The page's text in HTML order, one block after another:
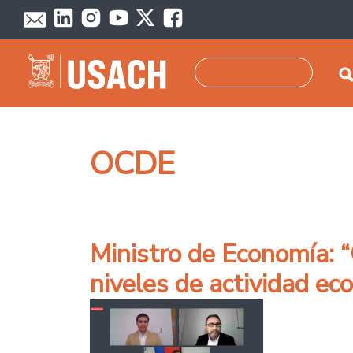
Pasar al contenido principal
OCDE
Ministro de Economía:
niveles de actividad